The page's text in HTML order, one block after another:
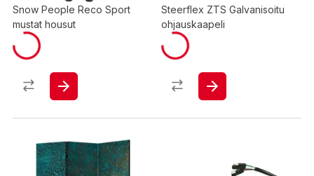
Snow People Reco Sport
mustat housut
Steerflex ZTS Galvanisoitu
ohjauskaapeli